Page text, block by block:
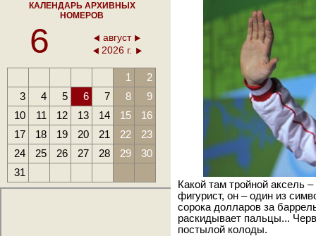
КАЛЕНДАРЬ АРХИВНЫХ
НОМЕРОВ
6
август
2026 г.
1
2
3
4 5 6 7 8
9
10
11 12 13 14 15
16
17
18 19 20 21 22
23
24
25 26 27 28 29
30
31
Какой там тройной аксель
фигурист, он – один из
сорока долларов за
раскидывает пальцы...
постылой колоды.